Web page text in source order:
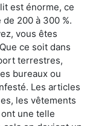
est énorme, ce
200 à 300 %.
vous êtes
ce soit dans
terrestres,
bureaux ou
Les articles
les vêtements
une telle